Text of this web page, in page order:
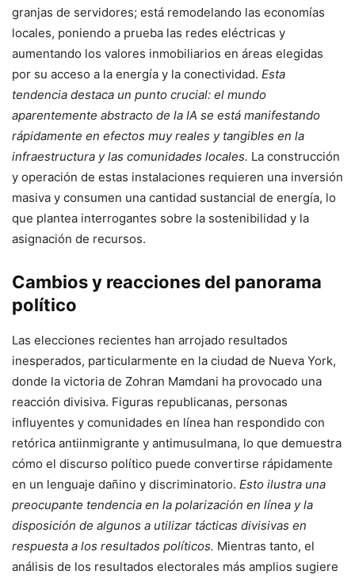
granjas de servidores; está remodelando las economías
locales, poniendo a prueba las redes eléctricas y
aumentando los valores inmobiliarios en áreas elegidas
por su acceso a la energía y la conectividad. Esta
tendencia destaca un punto crucial: el mundo
aparentemente abstracto de la IA se está manifestando
rápidamente en efectos muy reales y tangibles en la
infraestructura y las comunidades locales. La construcción
y operación de estas instalaciones requieren una inversión
masiva y consumen una cantidad sustancial de energía, lo
que plantea interrogantes sobre la sostenibilidad y la
asignación de recursos.
Cambios y reacciones del panorama
político
Las elecciones recientes han arrojado resultados
inesperados, particularmente en la ciudad de Nueva York,
donde la victoria de Zohran Mamdani ha provocado una
reacción divisiva. Figuras republicanas, personas
influyentes y comunidades en línea han respondido con
retórica antiinmigrante y antimusulmana, lo que demuestra
cómo el discurso político puede convertirse rápidamente
en un lenguaje dañino y discriminatorio. Esto ilustra una
preocupante tendencia en la polarización en línea y la
disposición de algunos a utilizar tácticas divisivas en
respuesta a los resultados políticos. Mientras tanto, el
análisis de los resultados electorales más amplios sugiere